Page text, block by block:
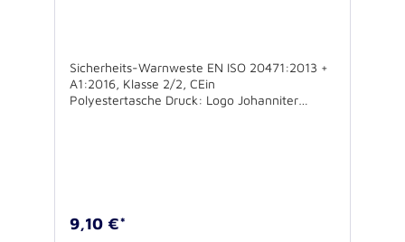
Sicherheits-Warnweste EN ISO 20471:2013 +
A1:2016, Klasse 2/2, CEin
Polyestertasche Druck: Logo Johanniter
9,10 €*